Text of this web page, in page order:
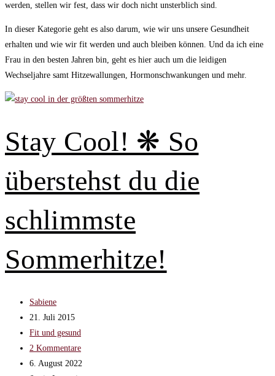
werden, stellen wir fest, dass wir doch nicht unsterblich sind.
In dieser Kategorie geht es also darum, wie wir uns unsere Gesundheit
erhalten und wie wir fit werden und auch bleiben können. Und da ich eine
Frau in den besten Jahren bin, geht es hier auch um die leidigen
Wechseljahre samt Hitzewallungen, Hormonschwankungen und mehr.
Stay Cool! ❋ So
überstehst du die
schlimmste
Sommerhitze!
Beitrags-
Autor:
Sabiene
Beitrag
veröffentlicht:
21. Juli 2015
Beitrags-
Kategorie:
Fit und gesund
Beitrags-
Kommentare:
2 Kommentare
Beitrag
6. August 2022